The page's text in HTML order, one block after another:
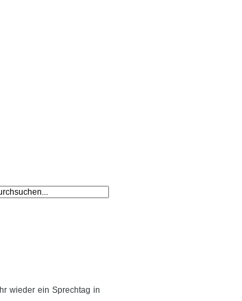
wieder ein Sprechtag in